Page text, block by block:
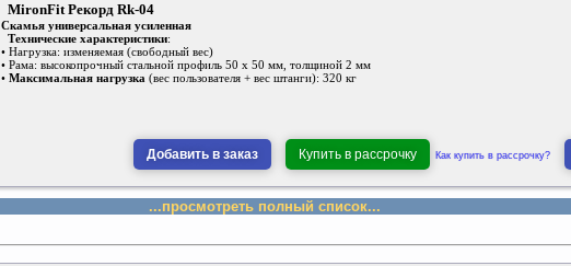
MironFit Рекорд Rk-04
Скамья универсальная усиленная
Технические характеристики:
• Нагрузка: изменяемая (свободный вес)
• Рама: высокопрочный стальной профиль 50 х 50 мм, толщиной 2 мм
• Максимальная нагрузка (вес пользователя + вес штанги): 320 кг
Добавить в заказ Купить в рассрочку Как купить в рассрочку?
...просмотреть полный список...